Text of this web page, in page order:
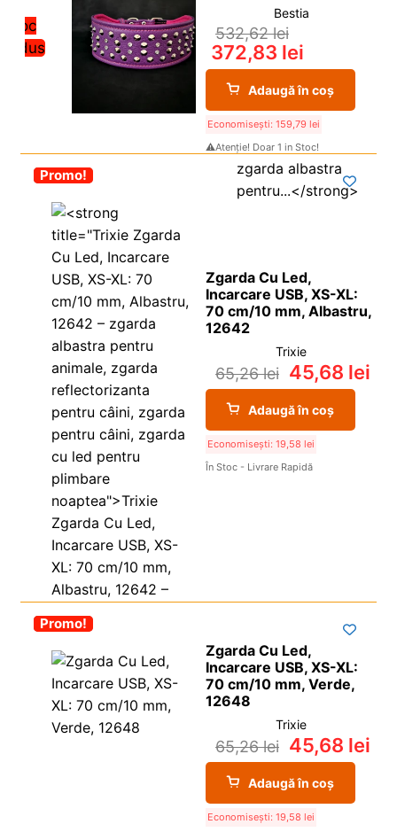
Stoc
redus
Bestia
532,62lei
372,83 lei
Adaugă în coș
Economisești: 159,79 lei
⚠️Atenție! Doar 1 in Stoc!
-30%
Promo!
Zgarda Cu Led,
Incarcare USB, XS-XL:
70 cm/10 mm, Albastru,
12642
Trixie
65,26lei 45,68 lei
Adaugă în coș
Economisești: 19,58 lei
În Stoc - Livrare Rapidă
-30%
Promo!
Zgarda Cu Led,
Incarcare USB, XS-XL:
70 cm/10 mm, Verde,
12648
Trixie
65,26lei 45,68 lei
Adaugă în coș
Economisești: 19,58 lei